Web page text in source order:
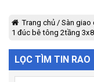
Trang chủ / Sàn giao
1 đúc bê tông 2tầng
LỌC TÌM TIN RAO